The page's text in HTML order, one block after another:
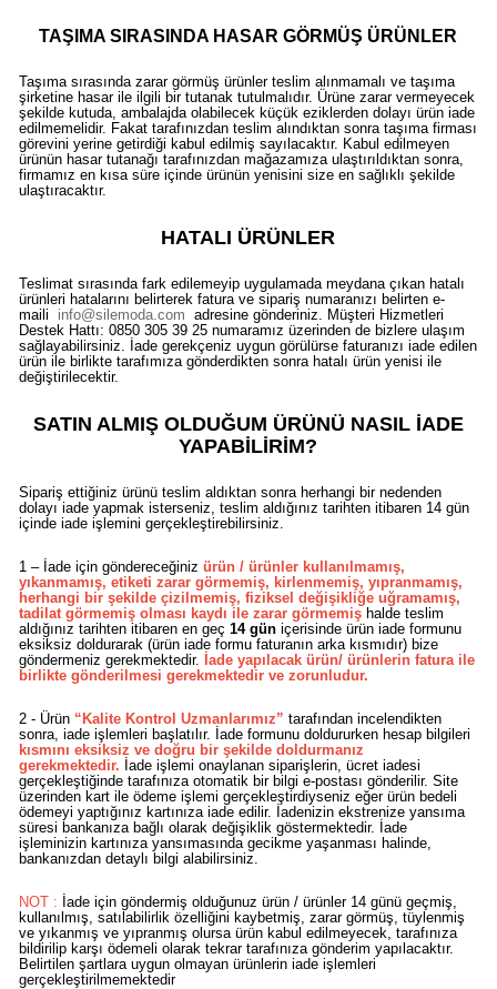
TAŞIMA SIRASINDA HASAR GÖRMÜŞ ÜRÜNLER
Taşıma sırasında zarar görmüş ürünler teslim alınmamalı ve taşıma
şirketine hasar ile ilgili bir tutanak tutulmalıdır. Ürüne zarar vermeyecek
şekilde kutuda, ambalajda olabilecek küçük eziklerden dolayı ürün iade
edilmemelidir. Fakat tarafınızdan teslim alındıktan sonra taşıma firması
görevini yerine getirdiği kabul edilmiş sayılacaktır. Kabul edilmeyen
ürünün hasar tutanağı tarafınızdan mağazamıza ulaştırıldıktan sonra,
firmamız en kısa süre içinde ürünün yenisini size en sağlıklı şekilde
ulaştıracaktır.
HATALI ÜRÜNLER
Teslimat sırasında fark edilemeyip uygulamada meydana çıkan hatalı
ürünleri hatalarını belirterek fatura ve sipariş numaranızı belirten e-
maili info@silemoda.com adresine gönderiniz. Müşteri Hizmetleri
Destek Hattı: 0850 305 39 25 numaramız üzerinden de bizlere ulaşım
sağlayabilirsiniz. İade gerekçeniz uygun görülürse faturanızı iade edilen
ürün ile birlikte tarafımıza gönderdikten sonra hatalı ürün yenisi ile
değiştirilecektir.
SATIN ALMIŞ OLDUĞUM ÜRÜNÜ NASIL İADE
YAPABİLİRİM?
Sipariş ettiğiniz ürünü teslim aldıktan sonra herhangi bir nedenden
dolayı iade yapmak isterseniz, teslim aldığınız tarihten itibaren 14 gün
içinde iade işlemini gerçekleştirebilirsiniz.
1 – İade için göndereceğiniz ürün / ürünler kullanılmamış,
yıkanmamış, etiketi zarar görmemiş, kirlenmemiş, yıpranmamış,
herhangi bir şekilde çizilmemiş, fiziksel değişikliğe uğramamış,
tadilat görmemiş olması kaydı ile zarar görmemişhalde teslim
aldığınız tarihten itibaren en geç 14 güniçerisinde ürün iade formunu
eksiksiz doldurarak (ürün iade formu faturanın arka kısmıdır) bize
göndermeniz gerekmektedir.
İade yapılacak ürün/ ürünlerin fatura ile
birlikte gönderilmesi gerekmektedir ve zorunludur.
2 - Ürün “Kalite Kontrol Uzmanlarımız” tarafından incelendikten
sonra, iade işlemleri başlatılır. İade formunu doldururken hesap bilgileri
kısmını eksiksiz ve doğru bir şekilde doldurmanız
gerekmektedir. İade işlemi onaylanan siparişlerin, ücret iadesi
gerçekleştiğinde tarafınıza otomatik bir bilgi e-postası gönderilir. Site
üzerinden kart ile ödeme işlemi gerçekleştirdiyseniz eğer ürün bedeli
ödemeyi yaptığınız kartınıza iade edilir. İadenizin ekstrenize yansıma
süresi bankanıza bağlı olarak değişiklik göstermektedir. İade
işleminizin kartınıza yansımasında gecikme yaşanması halinde,
bankanızdan detaylı bilgi alabilirsiniz.
NOT : İade için göndermiş olduğunuz ürün / ürünler 14 günü geçmiş,
kullanılmış, satılabilirlik özelliğini kaybetmiş, zarar görmüş, tüylenmiş
ve yıkanmış ve yıpranmış olursa ürün kabul edilmeyecek, tarafınıza
bildirilip karşı ödemeli olarak tekrar tarafınıza gönderim yapılacaktır.
Belirtilen şartlara uygun olmayan ürünlerin iade işlemleri
gerçekleştirilmemektedir